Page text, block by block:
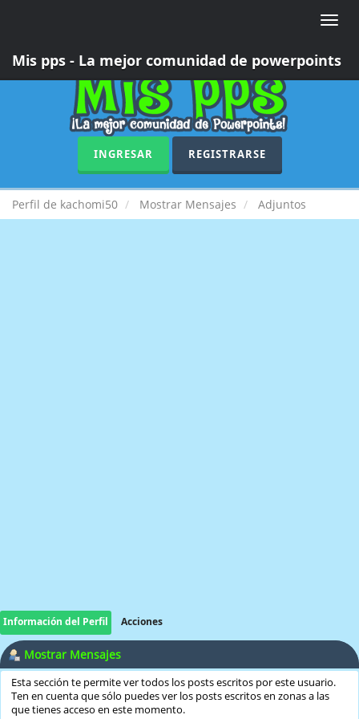
Toggle
Mis pps - La mejor comunidad de powerpoints
INGRESAR REGISTRARSE
Perfil de kachomi50 Mostrar Mensajes Adjuntos
Información del Perfil Acciones
Mostrar Mensajes
Esta sección te permite ver todos los posts escritos por este usuario.
Ten en cuenta que sólo puedes ver los posts escritos en zonas a las
que tienes acceso en este momento.